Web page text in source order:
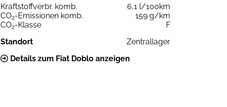
Kraftstoffverbr. komb.
6,1 l/100km
CO2-Emissionen komb.
159 g/km
CO2-Klasse
F
Standort
Zentrallager
Details zum Fiat Doblo anzeigen